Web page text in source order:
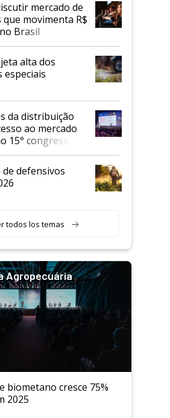
mercado de
movimenta R$
Brasil
alta dos
da distribuição
ao mercado
15° congresso
defensivos
todos los temas
Agropecuária
biometano cresce 75%
2025